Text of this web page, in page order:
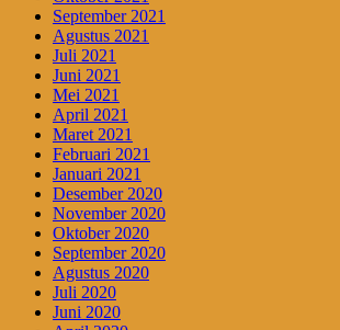
September 2021
Agustus 2021
Juli 2021
Juni 2021
Mei 2021
April 2021
Maret 2021
Februari 2021
Januari 2021
Desember 2020
November 2020
Oktober 2020
September 2020
Agustus 2020
Juli 2020
Juni 2020